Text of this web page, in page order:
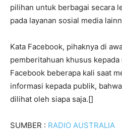
pilihan untuk berbagai secara
pada layanan sosial media
Kata Facebook, pihaknya di
pemberitahuan khusus
Facebook beberapa kali saat
informasi kepada publik,
dilihat oleh siapa saja.[]
SUMBER : RADIO AUSTRALIA